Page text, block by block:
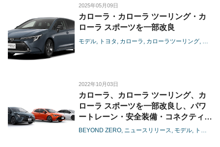
2025年05月09日
カローラ・カローラ ツーリング・カ
ローラ スポーツを一部改良
モデル トヨタ カローラ カローラツーリング カロ
2022年10月03日
カローラ、カローラ ツーリング、カ
ローラ スポーツを一部改良し、パワ
ートレーン・安全装備・コネクティッ
ド機能を刷新
BEYOND ZERO ニュースリリース モデル トヨタ